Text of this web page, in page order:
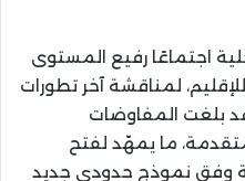
اجتماعًا رفيع المستوى
لمناقشة آخر تطورات
بلغت المفاوضات
ما يمهّد لفتح
وفق نموذج حدودي جديد